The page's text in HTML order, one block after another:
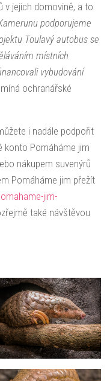
v jejich domovině, a to
podporujeme
Toulavý autobus se
místních
vybudování
ochranářské
i nadále podpořit
konto Pomáháme jim
nákupem suvenýrů
Pomáháme jim přežít
jim-
také návštěvou